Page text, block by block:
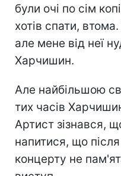
були очі по сім
хотів спати,
але мене від неї
Харчишин.
Але найбільшою
тих часів
Артист зізнався,
напитися, що після
концерту не